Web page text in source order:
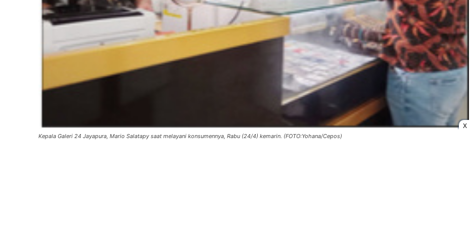
X
Kepala Galeri 24 Jayapura, Mario Salatapy saat melayani konsumennya, Rabu (24/4) kemarin. (FOTO:Yohana/Cepos)